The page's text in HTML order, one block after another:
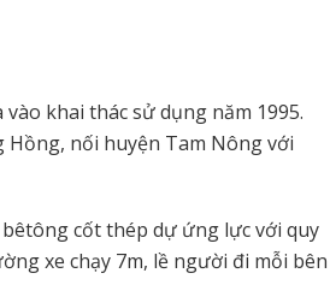
khai thác sử dụng năm 1995.
Hồng, nối huyện Tam Nông với
cốt thép dự ứng lực với quy
xe chạy 7m, lề người đi mỗi bên